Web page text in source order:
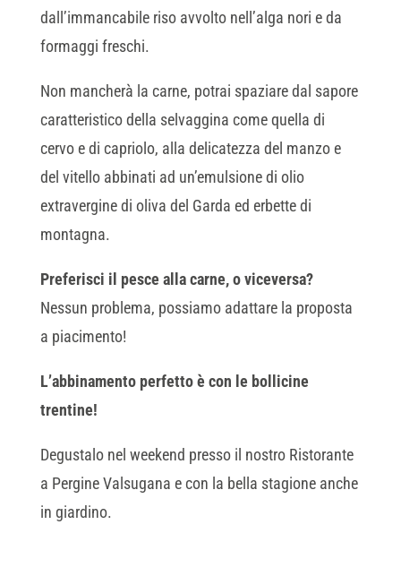
dall’immancabile riso avvolto nell’alga nori e da
formaggi freschi.
Non mancherà la carne, potrai spaziare dal sapore
caratteristico della selvaggina come quella di
cervo e di capriolo, alla delicatezza del manzo e
del vitello abbinati ad un’emulsione di olio
extravergine di oliva del Garda ed erbette di
montagna.
Preferisci il pesce alla carne, o viceversa?
Nessun problema, possiamo adattare la proposta
a piacimento!
L’abbinamento perfetto è con le bollicine
trentine!
Degustalo nel weekend presso il nostro Ristorante
a Pergine Valsugana e con la bella stagione anche
in giardino.